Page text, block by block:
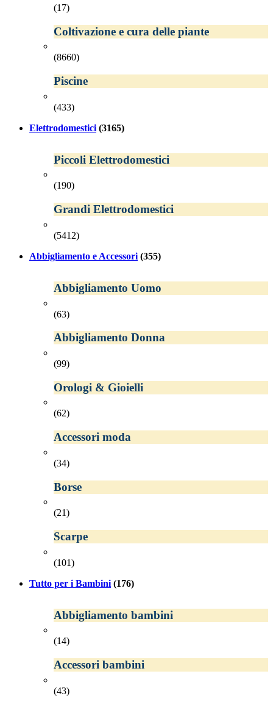
(17)
Coltivazione e cura delle piante
(8660)
Piscine
(433)
Elettrodomestici (3165)
Piccoli Elettrodomestici
(190)
Grandi Elettrodomestici
(5412)
Abbigliamento e Accessori (355)
Abbigliamento Uomo
(63)
Abbigliamento Donna
(99)
Orologi & Gioielli
(62)
Accessori moda
(34)
Borse
(21)
Scarpe
(101)
Tutto per i Bambini (176)
Abbigliamento bambini
(14)
Accessori bambini
(43)